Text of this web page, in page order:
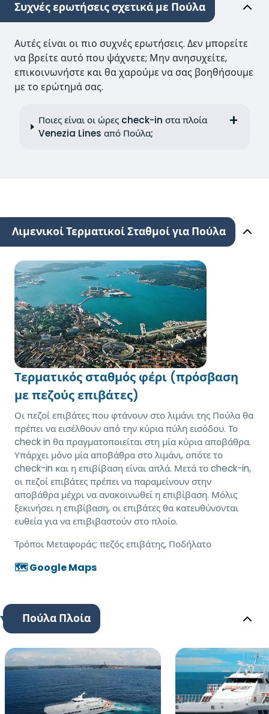
Συχνές ερωτήσεις σχετικά με Πούλα
Αυτές είναι οι πιο συχνές ερωτήσεις. Δεν μπορείτε
να βρείτε αυτό που ψάχνετε; Μην ανησυχείτε,
επικοινωνήστε και θα χαρούμε να σας βοηθήσουμε
με το ερώτημά σας.
Ποιες είναι οι ώρες check-in στα πλοία
Venezia Lines από Πούλα;
Λιμενικοί Τερματικοί Σταθμοί για Πούλα
Τερματικός σταθμός φέρι (πρόσβαση
με πεζούς επιβάτες)
Οι πεζοί επιβάτες που φτάνουν στο λιμάνι της Πούλα θα
πρέπει να εισέλθουν από την κύρια πύλη εισόδου. Το
check in θα πραγματοποιείται στη μία κύρια αποβάθρα.
Υπάρχει μόνο μία αποβάθρα στο λιμάνι, οπότε το
check-in και η επιβίβαση είναι απλά. Μετά το check-in,
οι πεζοί επιβάτες πρέπει να παραμείνουν στην
αποβάθρα μέχρι να ανακοινωθεί η επιβίβαση. Μόλις
ξεκινήσει η επιβίβαση, οι επιβάτες θα κατευθύνονται
ευθεία για να επιβιβαστούν στο πλοίο.
Τρόποι Μεταφοράς: πεζός επιβάτης, Ποδήλατο
🗺️ Google Maps
Πούλα Πλοία